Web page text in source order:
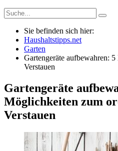
Sie befinden sich hier:
Haushaltstipps.net
Garten
Gartengeräte aufbewahren:
Verstauen
Gartengeräte
Möglichkeiten zum
Verstauen